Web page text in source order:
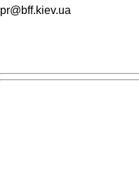
pr@bff.kiev.ua